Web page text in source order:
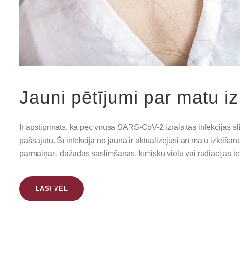
Jauni pētījumi par matu
Ir apstiprināts, ka pēc vīrusa SARS-CoV-2 izraisītās infekcijas
pašsajūtu. Šī infekcija no jauna ir aktualizējusi arī matu
pārmaiņas, dažādas saslimšanas, ķīmisku vielu vai radiācijas
LASI VĒL